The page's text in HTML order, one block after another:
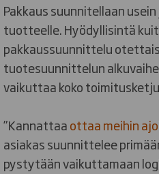
Pakkaus suunnitellaan
tuotteelle. Hyödyllisintä
pakkaussuunnittelu
tuotesuunnittelun
vaikuttaa koko
”Kannattaaottaa meihin
asiakas suunnittelee
pystytään vaikuttamaan